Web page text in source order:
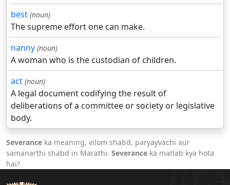
best (noun)
The supreme effort one can make.
nanny (noun)
A woman who is the custodian of children.
act (noun)
A legal document codifying the result of
deliberations of a committee or society or legislative
body.
Severance ka meaning, vilom shabd, paryayvachi aur
samanarthi shabd in Marathi. Severance ka matlab kya hota
hai?